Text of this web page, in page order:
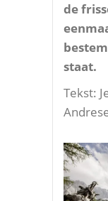
de
staat.
Tekst: